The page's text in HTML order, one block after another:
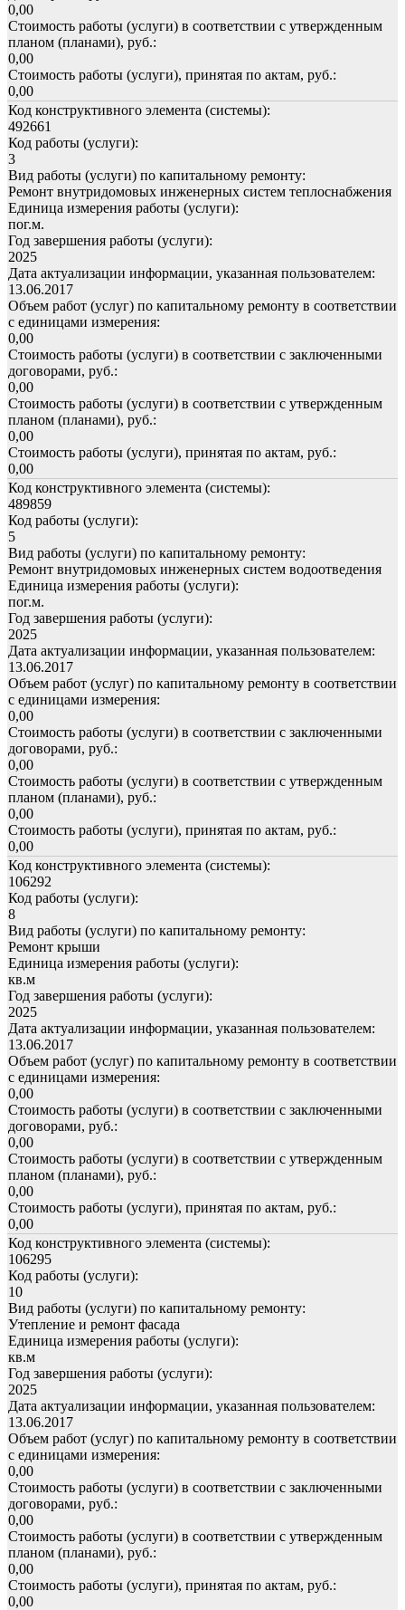
0,00
Стоимость работы (услуги) в соответствии с утвержденным
планом (планами), руб.:
0,00
Стоимость работы (услуги), принятая по актам, руб.:
0,00
Код конструктивного элемента (системы):
492661
Код работы (услуги):
3
Вид работы (услуги) по капитальному ремонту:
Ремонт внутридомовых инженерных систем теплоснабжения
Единица измерения работы (услуги):
пог.м.
Год завершения работы (услуги):
2025
Дата актуализации информации, указанная пользователем:
13.06.2017
Объем работ (услуг) по капитальному ремонту в соответствии
с единицами измерения:
0,00
Стоимость работы (услуги) в соответствии с заключенными
договорами, руб.:
0,00
Стоимость работы (услуги) в соответствии с утвержденным
планом (планами), руб.:
0,00
Стоимость работы (услуги), принятая по актам, руб.:
0,00
Код конструктивного элемента (системы):
489859
Код работы (услуги):
5
Вид работы (услуги) по капитальному ремонту:
Ремонт внутридомовых инженерных систем водоотведения
Единица измерения работы (услуги):
пог.м.
Год завершения работы (услуги):
2025
Дата актуализации информации, указанная пользователем:
13.06.2017
Объем работ (услуг) по капитальному ремонту в соответствии
с единицами измерения:
0,00
Стоимость работы (услуги) в соответствии с заключенными
договорами, руб.:
0,00
Стоимость работы (услуги) в соответствии с утвержденным
планом (планами), руб.:
0,00
Стоимость работы (услуги), принятая по актам, руб.:
0,00
Код конструктивного элемента (системы):
106292
Код работы (услуги):
8
Вид работы (услуги) по капитальному ремонту:
Ремонт крыши
Единица измерения работы (услуги):
кв.м
Год завершения работы (услуги):
2025
Дата актуализации информации, указанная пользователем:
13.06.2017
Объем работ (услуг) по капитальному ремонту в соответствии
с единицами измерения:
0,00
Стоимость работы (услуги) в соответствии с заключенными
договорами, руб.:
0,00
Стоимость работы (услуги) в соответствии с утвержденным
планом (планами), руб.:
0,00
Стоимость работы (услуги), принятая по актам, руб.:
0,00
Код конструктивного элемента (системы):
106295
Код работы (услуги):
10
Вид работы (услуги) по капитальному ремонту:
Утепление и ремонт фасада
Единица измерения работы (услуги):
кв.м
Год завершения работы (услуги):
2025
Дата актуализации информации, указанная пользователем:
13.06.2017
Объем работ (услуг) по капитальному ремонту в соответствии
с единицами измерения:
0,00
Стоимость работы (услуги) в соответствии с заключенными
договорами, руб.:
0,00
Стоимость работы (услуги) в соответствии с утвержденным
планом (планами), руб.:
0,00
Стоимость работы (услуги), принятая по актам, руб.:
0,00